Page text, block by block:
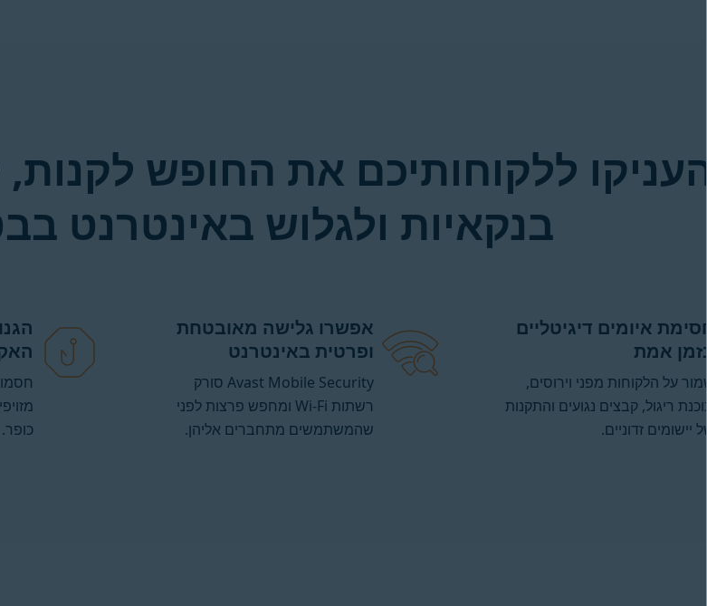
ללקוחותיכם את החופש
בנקאיות ולגלוש באינטרנט
איומים דיגיטליים
אמת
על הלקוחות מפני וירוסים,
ריגול, קבצים נגועים והתקנות
יישומים זדוניים.
אפשרו גלישה מאובטחת
ופרטית באינטרנט
Avast Mobile Security סורק
רשתות Wi-Fi ומחפש פרצות לפני
שהמשתמשים מתחברים אליהן.
כופר.